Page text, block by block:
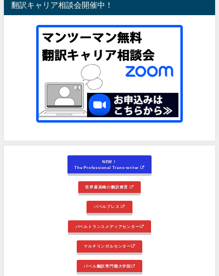
翻訳キャリア相談会開催中！
NEW！
The Professional Trans-writer
世界最高峰の翻訳教育
バベルプレス
バベルトランスメディアセンター
マルチリンガルセンター
バベル翻訳専門職大学院